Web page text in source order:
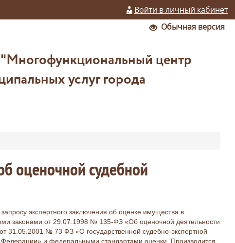
Войти в личный кабинет
Обычная версия
центр
услуг города
оценочной судебной
экспертного заключения об оценке имущества в
законами от 29.07.1998 № 135-ФЗ «Об оценочной деятельности
31.05.2001 № 73 ФЗ «О государственной судебно-экспертной
Федерации» и федеральными стандартами оценки. Производится